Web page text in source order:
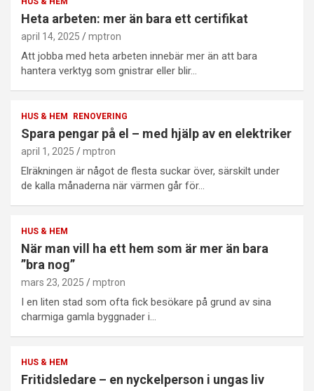
Heta arbeten: mer än bara ett certifikat
april 14, 2025 mptron
Att jobba med heta arbeten innebär mer än att bara
hantera verktyg som gnistrar eller blir…
HUS & HEM RENOVERING
Spara pengar på el – med hjälp av en elektriker
april 1, 2025 mptron
Elräkningen är något de flesta suckar över, särskilt under
de kalla månaderna när värmen går för…
HUS & HEM
När man vill ha ett hem som är mer än bara
”bra nog”
mars 23, 2025 mptron
I en liten stad som ofta fick besökare på grund av sina
charmiga gamla byggnader i…
HUS & HEM
Fritidsledare – en nyckelperson i ungas liv